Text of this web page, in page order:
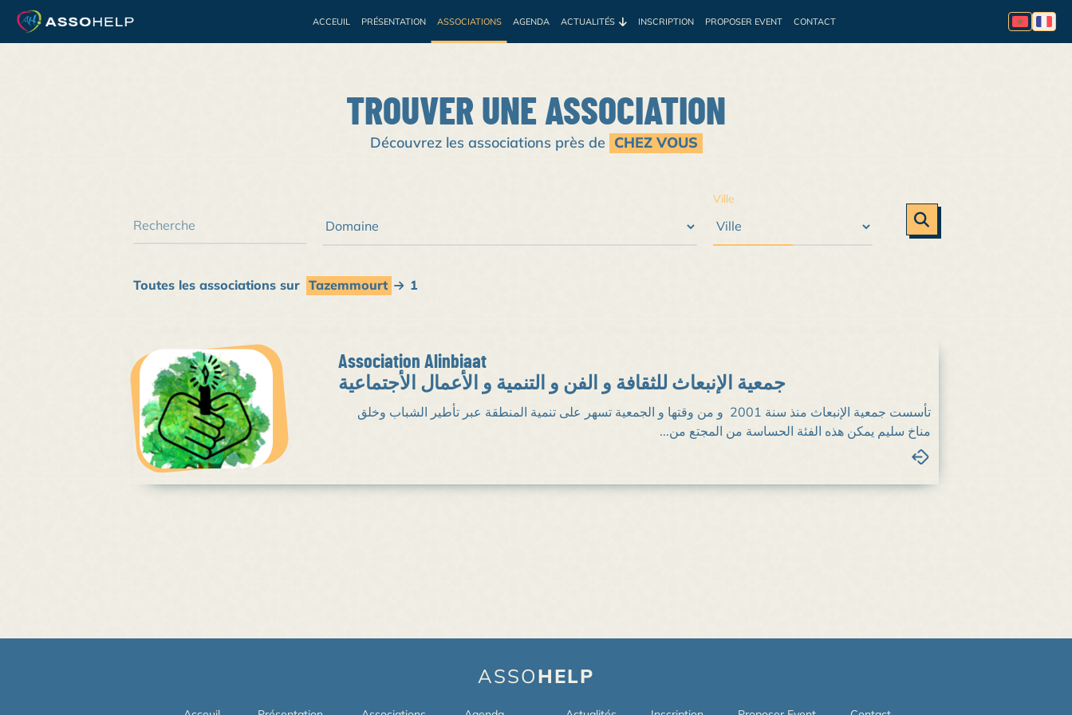
ACCEUIL PRÉSENTATION ASSOCIATIONS AGENDA ACTUALITÉS INSCRIPTION PROPOSER EVENT CONTACT
TROUVER UNE ASSOCIATION
Découvrez les associations près de CHEZ VOUS
Ville
Toutes les associations sur Tazemmourt 1
Association Alinbiaat
جمعية الإنبعاث للثقافة و الفن و التنمية و الأعمال الأجتماعية
تأسست جمعية الإنبعاث منذ سنة 2001 و من وقتها و الجمعية تسهر على تنمية المنطقة عبر تأطير الشباب وخلق
مناخ سليم يمكن هذه الفئة الحساسة من المجتع من...
ASSOHELP